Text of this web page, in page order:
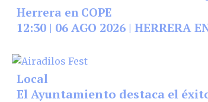
Herrera en COPE
12:30 | 06 AGO 2026 | HERRERA
Local
El Ayuntamiento destaca el